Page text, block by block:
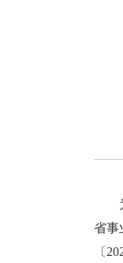
为
省事
〔